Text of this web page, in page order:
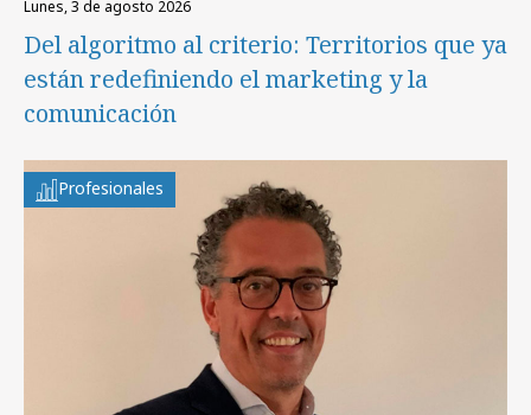
lunes, 3 de agosto 2026
Del algoritmo al criterio: Territorios que ya
están redefiniendo el marketing y la
comunicación
Profesionales